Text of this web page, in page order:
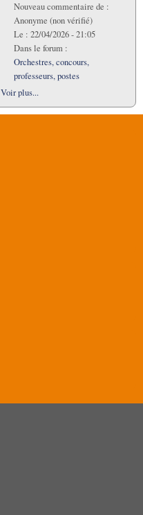
Nouveau commentaire de :
Anonyme (non vérifié)
Le : 22/04/2026 - 21:05
Dans le forum :
Orchestres, concours,
professeurs, postes
Voir plus...